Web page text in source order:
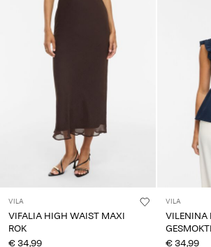
VILA
VIFALIA HIGH WAIST MAXI
ROK
€ 34,99
VILA
VILENINA
€ 34,99